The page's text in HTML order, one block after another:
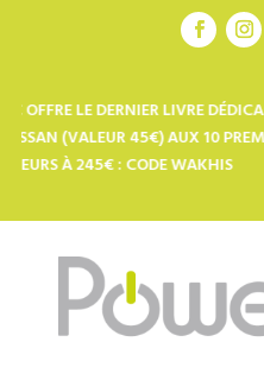
LIVRE DÉDICACÉ DE
45€) AUX 10 PREMIERS
: CODE WAKHIS